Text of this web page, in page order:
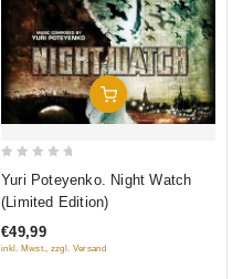
In Den Warenkorb
5
Yuri Poteyenko. Night Watch
(Limited Edition)
€49,99
inkl. Mwst., zzgl. Versand